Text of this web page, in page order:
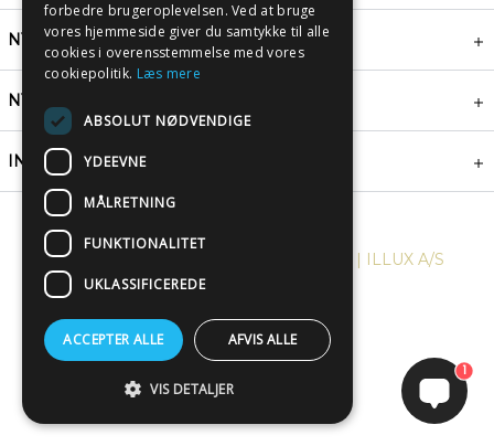
NYHEDSBREV
NYTTIGE LINKS
INSPIRATION
COPYRIGHT © 2024, PLAKATWERKET | ILLUX A/S
1
forbedre brugeroplevelsen. Ved at bruge
vores hjemmeside giver du samtykke til alle
cookies i overensstemmelse med vores
cookiepolitik. Læs mere
ABSOLUT NØDVENDIGE
YDEEVNE
MÅLRETNING
FUNKTIONALITET
UKLASSIFICEREDE
ACCEPTER ALLE AFVIS ALLE
VIS DETALJER